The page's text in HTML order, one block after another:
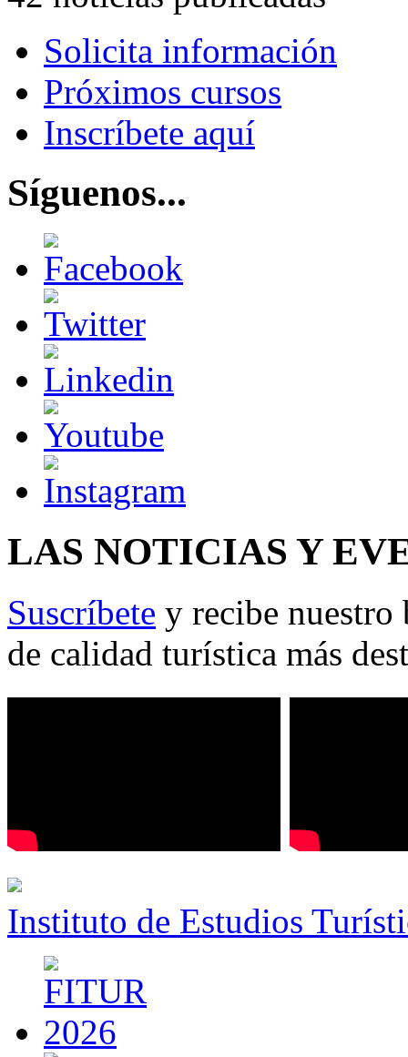
Solicita información
Próximos cursos
Inscríbete aquí
Síguenos...
LAS NOTICIAS Y
Suscríbete y recibe nuestro
de calidad turística más
Instituto de Estudios